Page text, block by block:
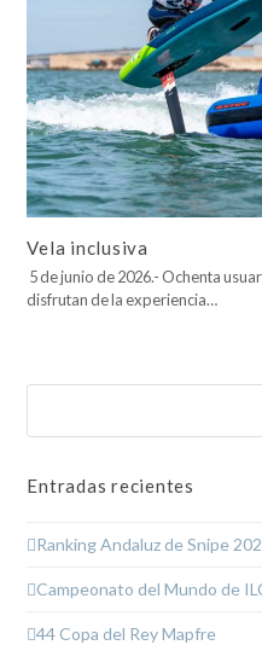
Vela inclusiva
5 de junio de 2026.- Ochenta
disfrutan de la experiencia…
Entradas recientes
Ranking Andaluz de Snipe
Campeonato del Mundo de
44 Copa del Rey Mapfre